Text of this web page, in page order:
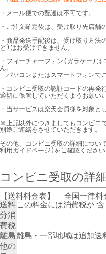
・メール便での配達は不可です。
・ご注文確定後は、受け取り先店舗
・商品発送手配後は、受け取り方
ど)はお受けできません。
・フィーチャーフォン(ガラケー)は
ん。
パソコンまたはスマートフォンで
・コンビニ受取の認証コードの再発
適切に保管していただくようお願い
・当サービスは楽天会員様を対象と
※上記以外につきましてもコンビニ
別途ご連絡をさせていただきます。
その他、コンビニ受取の詳細につい
利用ガイドページ)をご確認ください
コンビニ受取の詳
【送料料金表】
全国一律料
送料
分消
費税
この料金には消費税が 含
離島
他の
離島・一部地域は追加送